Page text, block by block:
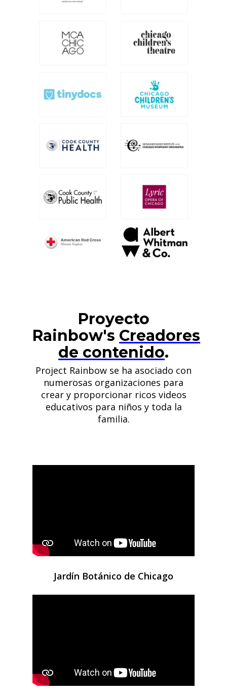
Proyecto
Rainbow's Creadores
de contenido.
Project Rainbow se ha asociado con
numerosas organizaciones para
crear y proporcionar ricos videos
educativos para niños y toda la
familia.
Jardín Botánico de Chicago